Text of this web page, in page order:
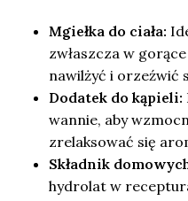
Mgiełka do ciała:
zwłaszcza w
nawilżyć i orzeźwić
Dodatek do kąpieli:
wannie, aby
zrelaksować się
Składnik
hydrolat w